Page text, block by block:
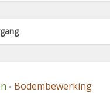
• Bodembewerking